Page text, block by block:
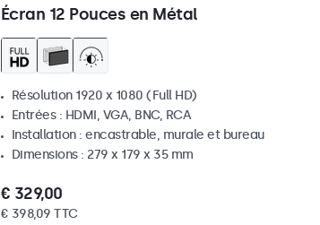
Écran 12 Pouces en Métal
Résolution 1920 x 1080 (Full HD)
Entrées : HDMI, VGA, BNC, RCA
Installation : encastrable, murale et bureau
Dimensions : 279 x 179 x 35 mm
€ 329,00
€ 398,09 TTC